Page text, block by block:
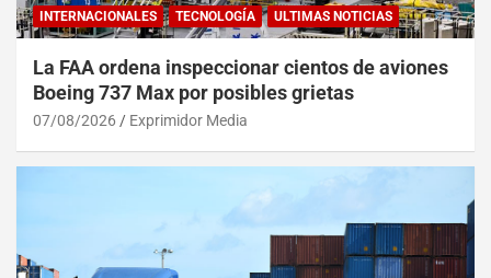
INTERNACIONALES TECNOLOGÍA ULTIMAS NOTICIAS
La FAA ordena inspeccionar cientos de aviones
Boeing 737 Max por posibles grietas
07/08/2026 Exprimidor Media